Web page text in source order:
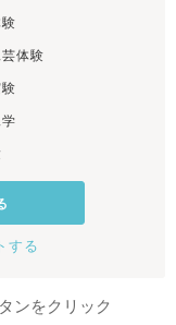
体験
する
ンをクリック